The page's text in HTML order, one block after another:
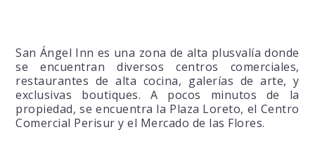
San Ángel Inn es una zona de alta plusvalía donde
se encuentran diversos centros comerciales,
restaurantes de alta cocina, galerías de arte, y
exclusivas boutiques. A pocos minutos de la
propiedad, se encuentra la Plaza Loreto, el Centro
Comercial Perisur y el Mercado de las Flores.